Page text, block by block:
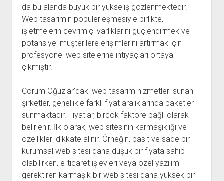
da bu alanda büyük bir yükseliş gözlenmektedir.
Web tasarımın popülerleşmesiyle birlikte,
işletmelerin çevrimiçi varlıklarını güçlendirmek ve
potansiyel müşterilere erişimlerini artırmak için
profesyonel web sitelerine ihtiyaçları ortaya
çıkmıştır.
Çorum Oğuzlar'daki web tasarım hizmetleri sunan
şirketler, genellikle farklı fiyat aralıklarında paketler
sunmaktadır. Fiyatlar, birçok faktöre bağlı olarak
belirlenir. İlk olarak, web sitesinin karmaşıklığı ve
özellikleri dikkate alınır. Örneğin, basit ve sade bir
kurumsal web sitesi daha düşük bir fiyata sahip
olabilirken, e-ticaret işlevleri veya özel yazılım
gerektiren karmaşık bir web sitesi daha yüksek bir